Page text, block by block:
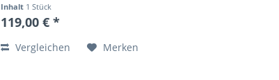
Inhalt 1 Stück
119,00 € *
Vergleichen Merken